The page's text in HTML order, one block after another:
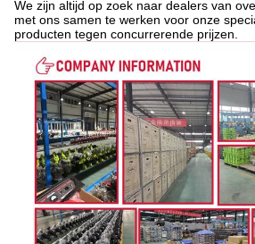
We zijn altijd op zoek naar dealers van
met ons samen te werken voor onze
producten tegen concurrerende prijzen.